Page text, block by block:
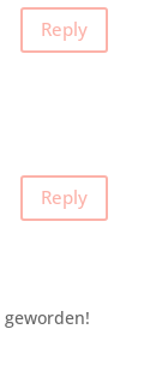
Reply
Reply